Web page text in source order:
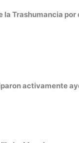
la Trashumancia por
activamente